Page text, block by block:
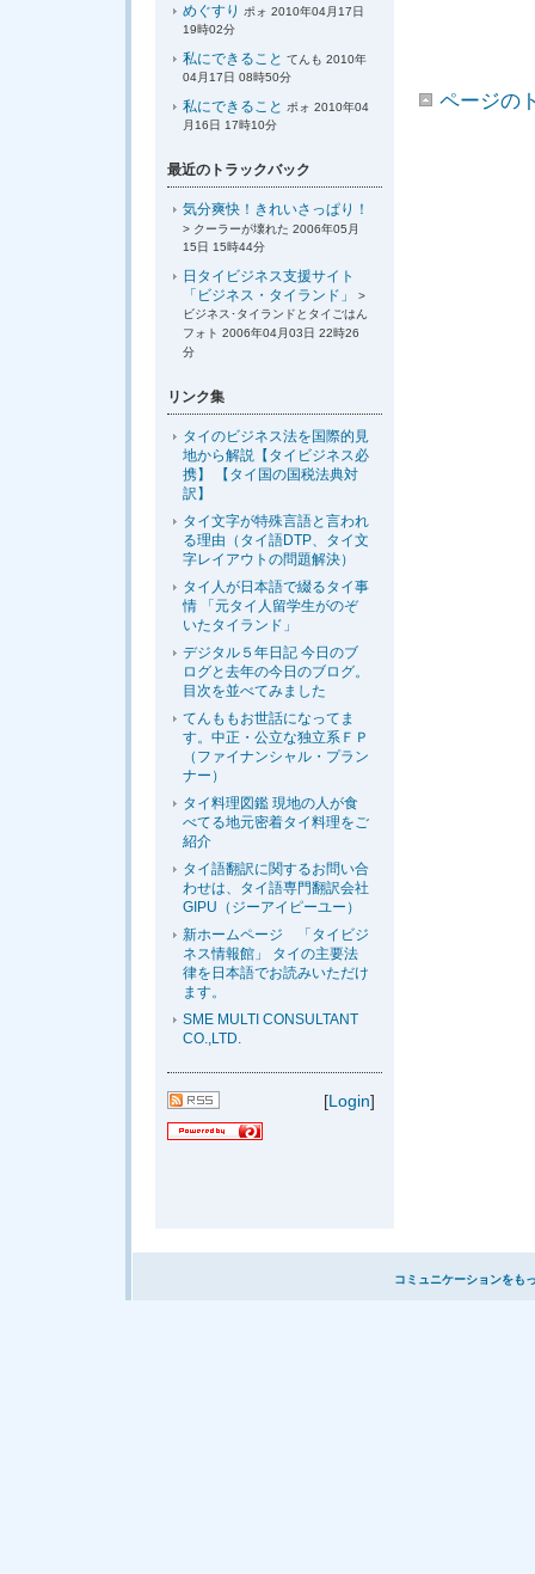
ページの
めぐすり
ポォ 2010年04月17日
19時02分
私にできること てんも 2010年
04月17日 08時50分
私にできること ポォ 2010年04
月16日 17時10分
最近のトラックバック
気分爽快！きれいさっぱり！
> クーラーが壊れた 2006年05月
15日 15時44分
日タイビジネス支援サイト
「ビジネス・タイランド」
>
ビジネス･タイランドとタイごはん
フォト 2006年04月03日 22時26
分
リンク集
タイのビジネス法を国際的見
地から解説【タイビジネス必
携】 【タイ国の国税法典対
訳】
タイ文字が特殊言語と言われ
る理由（タイ語DTP、タイ文
字レイアウトの問題解決）
タイ人が日本語で綴るタイ事
情 「元タイ人留学生がのぞ
いたタイランド」
デジタル５年日記 今日のブ
ログと去年の今日のブログ。
目次を並べてみました
てんももお世話になってま
す。中正・公立な独立系ＦＰ
（ファイナンシャル・プラン
ナー）
タイ料理図鑑 現地の人が食
べてる地元密着タイ料理をご
紹介
タイ語翻訳に関するお問い合
わせは、タイ語専門翻訳会社
GIPU（ジーアイピーユー）
新ホームページ 「タイビジ
ネス情報館」 タイの主要法
律を日本語でお読みいただけ
ます。
SME MULTI CONSULTANT
CO.,LTD.
[Login]
コミュニケーションをも